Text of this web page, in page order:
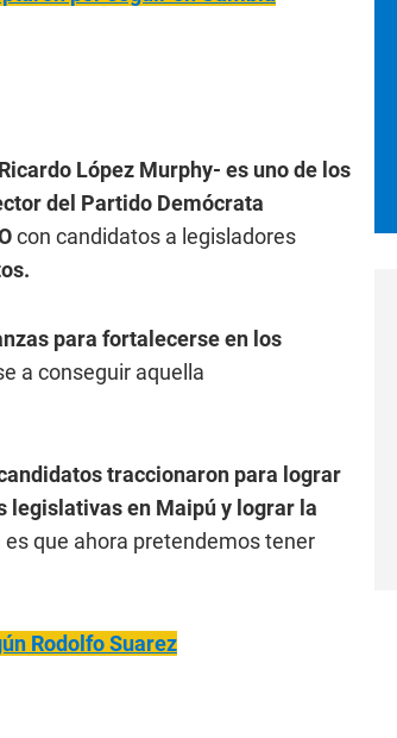
López Murphy- es uno de los
del Partido Demócrata
con candidatos a legisladores
para fortalecerse en los
a conseguir aquella
traccionaron para lograr
legislativas en Maipú y lograr la
que ahora pretendemos tener
Rodolfo Suarez